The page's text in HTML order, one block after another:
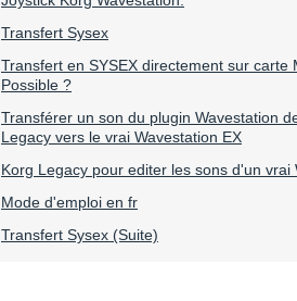
Transfert Sysex
Transfert en SYSEX directement sur carte
Possible ?
Transférer un son du plugin Wavestation
Legacy vers le vrai Wavestation EX
Korg Legacy pour editer les sons d'un vrai
Mode d'emploi en fr
Transfert Sysex (Suite)